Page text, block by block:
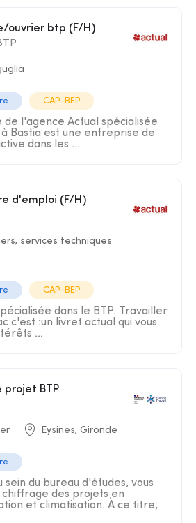
ouvrier btp (F/H)
CAP-BEP
de l'agence Actual spécialisée
Bastia est une entreprise de
dans les ...
d'emploi (F/H)
services techniques
CAP-BEP
dans le BTP. Travailler
c'est :un livret actual qui vous
...
projet BTP
Eysines, Gironde
sein du bureau d'études, vous
des projets en
et climatisation. À ce titre,